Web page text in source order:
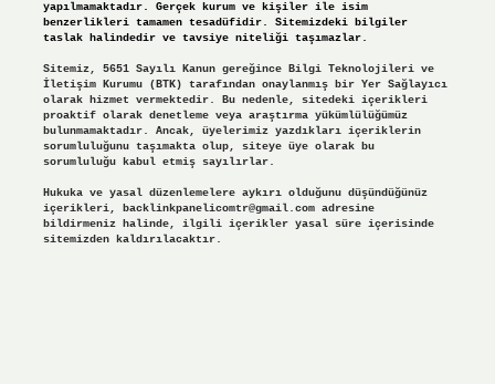
yapılmamaktadır. Gerçek kurum ve kişiler ile isim
benzerlikleri tamamen tesadüfidir. Sitemizdeki bilgiler
taslak halindedir ve tavsiye niteliği taşımazlar.
Sitemiz, 5651 Sayılı Kanun gereğince Bilgi Teknolojileri ve
İletişim Kurumu (BTK) tarafından onaylanmış bir Yer Sağlayıcı
olarak hizmet vermektedir. Bu nedenle, sitedeki içerikleri
proaktif olarak denetleme veya araştırma yükümlülüğümüz
bulunmamaktadır. Ancak, üyelerimiz yazdıkları içeriklerin
sorumluluğunu taşımakta olup, siteye üye olarak bu
sorumluluğu kabul etmiş sayılırlar.
Hukuka ve yasal düzenlemelere aykırı olduğunu düşündüğünüz
içerikleri, backlinkpanelicomtr@gmail.comadresine
bildirmeniz halinde, ilgili içerikler yasal süre içerisinde
sitemizden kaldırılacaktır.